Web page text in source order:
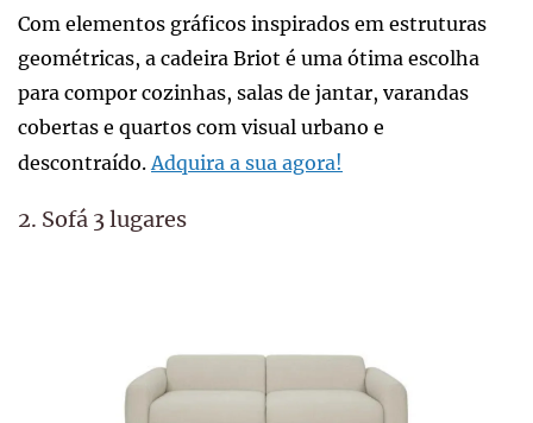
Com elementos gráficos inspirados em estruturas
geométricas, a cadeira Briot é uma ótima escolha
para compor cozinhas, salas de jantar, varandas
cobertas e quartos com visual urbano e
descontraído.Adquira a sua agora!
2. Sofá 3 lugares